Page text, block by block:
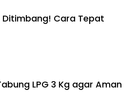
Cara Tepat
LPG 3 Kg agar Aman